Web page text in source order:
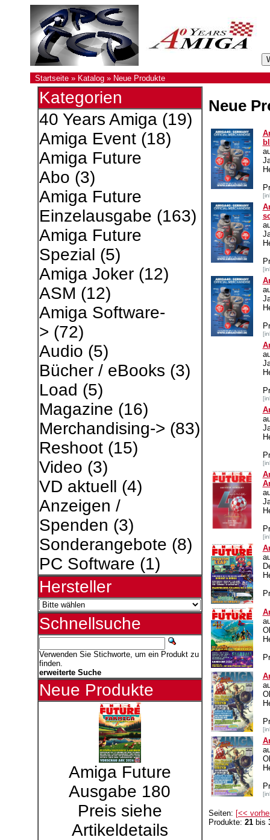
Startseite » Katalog » Neue Produkte
Kategorien
40 Years Amiga(19)
Amiga Event(18)
Amiga Future
Abo (3)
Amiga Future
Einzelausgabe (163)
Amiga Future
Spezial (5)
Amiga Joker(12)
ASM (12)
Amiga Software-
> (72)
Audio (5)
Bücher / eBooks (3)
Load (5)
Magazine (16)
Merchandising-> (83)
Reshoot(15)
Video (3)
VD aktuell (4)
Anzeigen /
Spenden (3)
Sonderangebote (8)
PC Software (1)
Hersteller
Schnellsuche
Verwenden Sie Stichworte, um ein Produkt zu
finden.
erweiterte Suche
Neue Produkte
Amiga Future
Ausgabe 180
Preis siehe
Artikeldetails
Neue
Seiten: [<<
Produkte: 21bis